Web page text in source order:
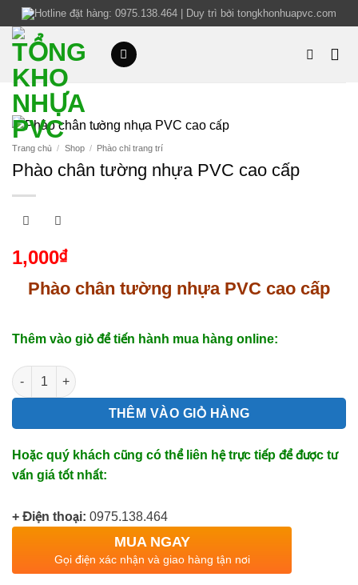
qua
nội
dung
Hotline đặt hàng: 0975.138.464 | Duy trì bởi tongkhonhuapvc.com
Trang chủ / Shop / Phào chỉ trang trí
Phào chân tường nhựa PVC cao cấp
1,000₫
Phào chân tường nhựa PVC cao cấp
Thêm vào giỏ để tiến hành mua hàng online:
Phào chân tường nhựa PVC cao cấp số lượng
THÊM VÀO GIỎ HÀNG
Hoặc quý khách cũng có thể liên hệ trực tiếp để được tư
vấn giá tốt nhất:
+ Điện thoại: 0975.138.464
MUA NGAY
Gọi điện xác nhận và giao hàng tận nơi